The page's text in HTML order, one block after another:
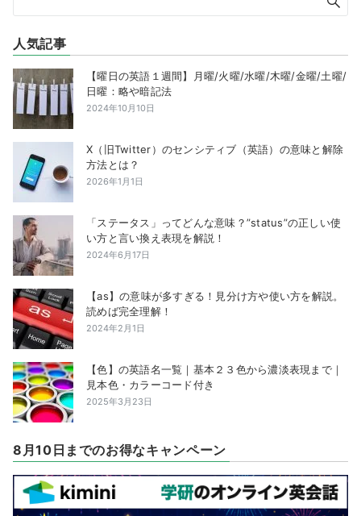
人気記事
【曜日の英語１週間】月曜/火曜/水曜/木曜/金曜/土曜/
日曜：略や暗記法
2024年10月10日
X（旧Twitter）のセンシティブ（英語）の意味と解除
方法とは？
2026年1月1日
「ステータス」ってどんな意味？”status”の正しい使
い方と言い換え表現を解説！
2024年6月17日
【as】の意味が多すぎる！見分け方や使い方を解説。
読めば完全理解！
2024年2月1日
【色】の英語名一覧｜基本２３色から濃淡表現まで｜
見本色・カラーコード付き
2025年3月23日
8月10日までのお得なキャンペーン